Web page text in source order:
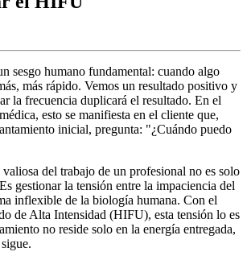
sesgo humano fundamental: cuando algo
más rápido. Vemos un resultado positivo y
la frecuencia duplicará el resultado. En el
esto se manifiesta en el cliente que,
inicial, pregunta: "¿Cuándo puedo
del trabajo de un profesional no es solo
gestionar la tensión entre la impaciencia del
inflexible de la biología humana. Con el
de Alta Intensidad (HIFU), esta tensión lo es
no reside solo en la energía entregada,